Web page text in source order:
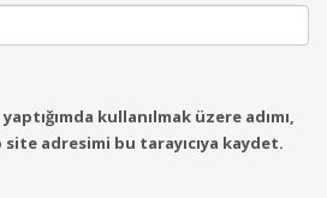
kullanılmak üzere adımı,
adresimi bu tarayıcıya kaydet.